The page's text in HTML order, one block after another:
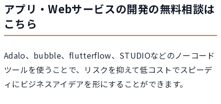
アプリ・Webサービスの開発の無料相談は
こちら
Adalo、bubble、flutterflow、STUDIOなどのノーコード
ツールを使うことで、リスクを抑えて低コストでスピーデ
ィにビジネスアイデアを形にすることができます。